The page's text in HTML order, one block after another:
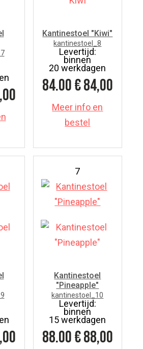
Kantinestoel "Kiwi"
kantinestoel_8
Levertijd:
binnen
20 werkdagen
84.00€ 84,00
Meer info en
bestel
7
Kantinestoel
"Pineapple"
kantinestoel_10
Levertijd:
binnen
15 werkdagen
88.00€ 88,00